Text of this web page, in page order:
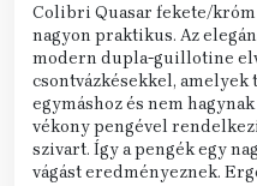
Colibri Quasar fekete/
nagyon praktikus. Az
modern dupla-guillotine
csontvázkésekkel,
egymáshoz és nem
vékony pengével
szivart. Így a pengék egy
vágást eredményeznek.